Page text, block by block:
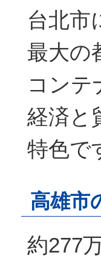
台北市
最大の
コンテ
経済と
特色で
高雄市
約277